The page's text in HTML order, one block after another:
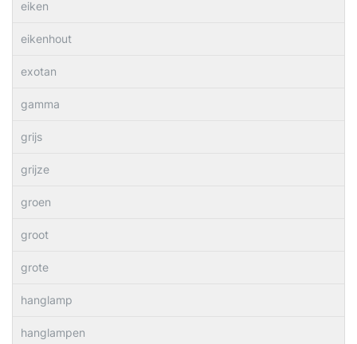
eiken
eikenhout
exotan
gamma
grijs
grijze
groen
groot
grote
hanglamp
hanglampen